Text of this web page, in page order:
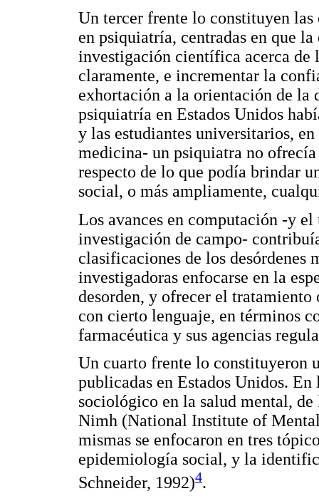
Un tercer frente lo constituyen
en psiquiatría, centradas en que
investigación científica acerca de
claramente, e incrementar la
exhortación a la orientación de la
psiquiatría en Estados Unidos
y las estudiantes universitarios,
medicina- un psiquiatra no
respecto de lo que podía brindar
social, o más ampliamente,
Los avances en computación -y
investigación de campo-
clasificaciones de los desórdenes
investigadoras enfocarse en la
desorden, y ofrecer el
con cierto lenguaje, en términos
farmacéutica y sus agencias
Un cuarto frente lo constituyeron
publicadas en Estados Unidos.
sociológico en la salud mental,
Nimh (National Institute of
mismas se enfocaron en tres
epidemiología social, y la
Schneider, 1992)4.